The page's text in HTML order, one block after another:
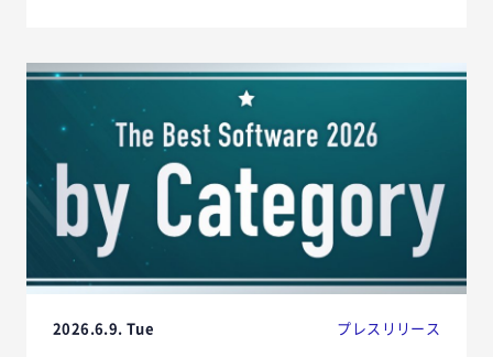
2026.6.9. Tue プレスリリース